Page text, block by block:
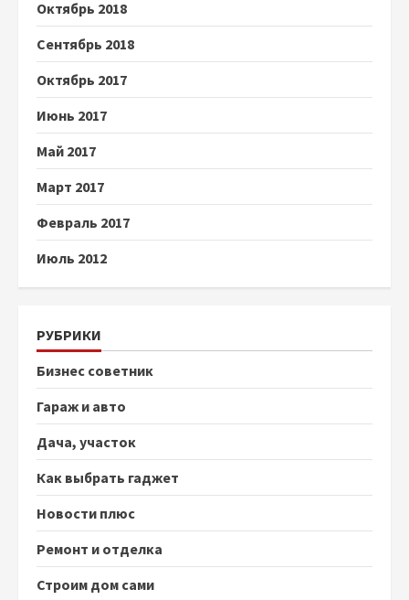
Октябрь 2018
Сентябрь 2018
Октябрь 2017
Июнь 2017
Май 2017
Март 2017
Февраль 2017
Июль 2012
РУБРИКИ
Бизнес советник
Гараж и авто
Дача, участок
Как выбрать гаджет
Новости плюс
Ремонт и отделка
Строим дом сами